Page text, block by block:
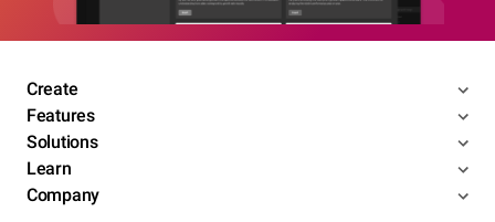
Create
Features
Solutions
Learn
Company